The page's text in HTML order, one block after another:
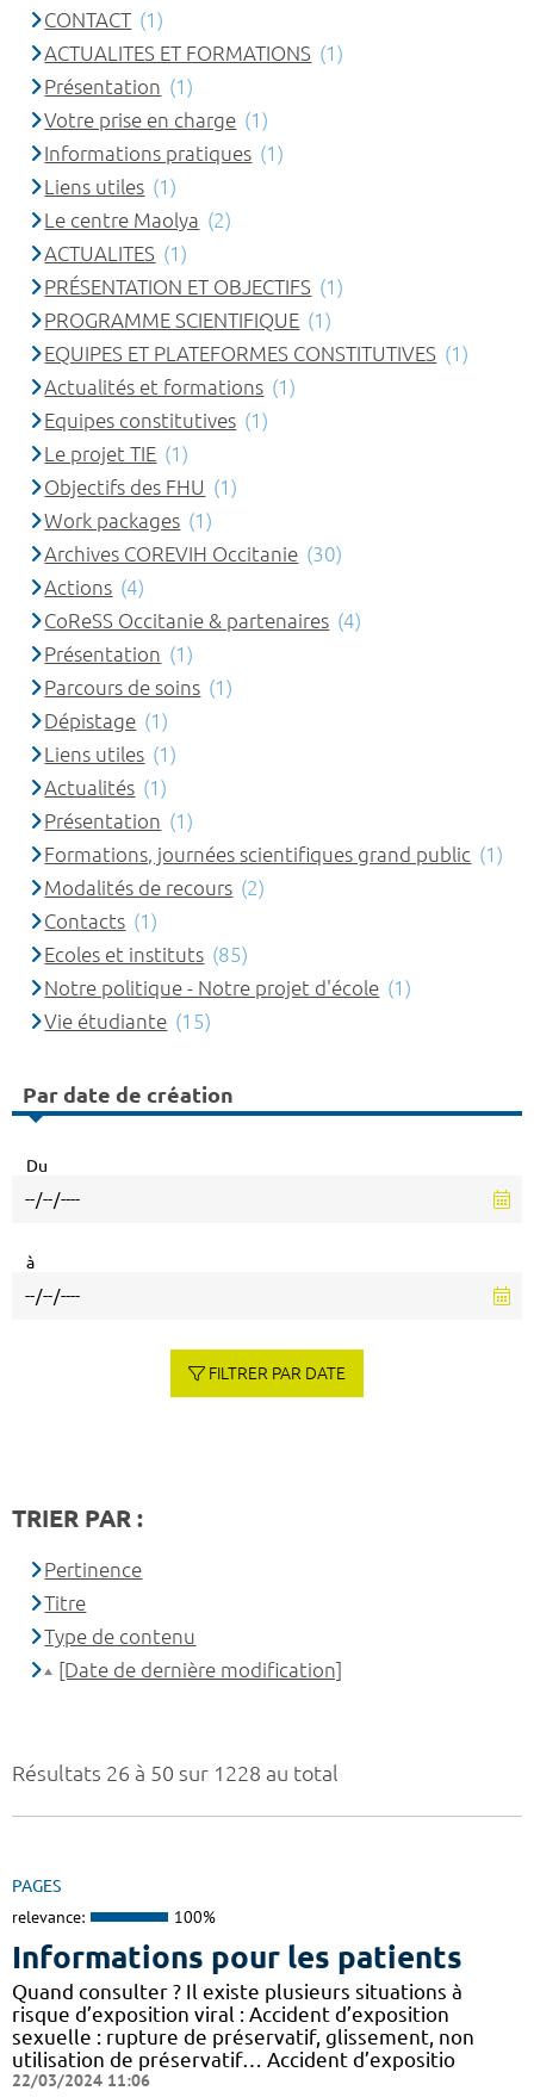
Résultats 26 à 50 sur 1228 au total
PAGES
relevance: 100%
Informations pour les patients
Quand consulter ? Il existe plusieurs situations à
risque d’exposition viral : Accident d’exposition
sexuelle : rupture de préservatif, glissement, non
utilisation de préservatif… Accident d’expositio
22/03/2024 11:06
CONTACT (1)
ACTUALITES ET FORMATIONS (1)
Présentation (1)
Votre prise en charge (1)
Informations pratiques (1)
Liens utiles (1)
Le centre Maolya (2)
ACTUALITES (1)
PRÉSENTATION ET OBJECTIFS (1)
PROGRAMME SCIENTIFIQUE (1)
EQUIPES ET PLATEFORMES CONSTITUTIVES (1)
Actualités et formations (1)
Equipes constitutives (1)
Le projet TIE (1)
Objectifs des FHU (1)
Work packages (1)
Archives COREVIH Occitanie (30)
Actions (4)
CoReSS Occitanie & partenaires (4)
Présentation (1)
Parcours de soins (1)
Dépistage (1)
Liens utiles (1)
Actualités (1)
Présentation (1)
Formations, journées scientifiques grand public (1)
Modalités de recours (2)
Contacts (1)
Ecoles et instituts (85)
Notre politique - Notre projet d'école (1)
Vie étudiante (15)
Par date de création
Du
à
FILTRER PAR DATE
TRIER PAR :
Pertinence
Titre
Type de contenu
[Date de dernière modification]